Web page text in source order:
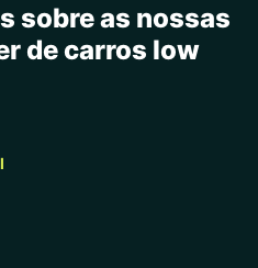
sobre as nossas
de carros low